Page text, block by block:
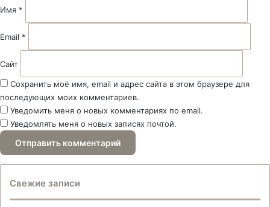
й
Имя *
Email *
Сайт
Сохранить моё имя, email и адрес сайта в этом браузере для
последующих моих комментариев.
Уведомить меня о новых комментариях по email.
Уведомлять меня о новых записях почтой.
Свежие записи